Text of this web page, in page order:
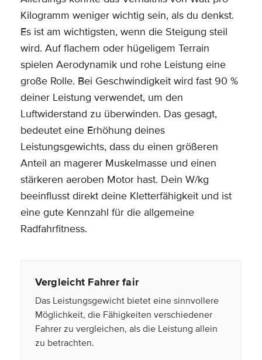
Kilogramm weniger wichtig sein, als du denkst.
Es ist am wichtigsten, wenn die Steigung steil
wird. Auf flachem oder hügeligem Terrain
spielen Aerodynamik und rohe Leistung eine
große Rolle. Bei Geschwindigkeit wird fast 90 %
deiner Leistung verwendet, um den
Luftwiderstand zu überwinden. Das gesagt,
bedeutet eine Erhöhung deines
Leistungsgewichts, dass du einen größeren
Anteil an magerer Muskelmasse und einen
stärkeren aeroben Motor hast. Dein W/kg
beeinflusst direkt deine Kletterfähigkeit und ist
eine gute Kennzahl für die allgemeine
Radfahrfitness.
Vergleicht Fahrer fair
Das Leistungsgewicht bietet eine sinnvollere
Möglichkeit, die Fähigkeiten verschiedener
Fahrer zu vergleichen, als die Leistung allein
zu betrachten.